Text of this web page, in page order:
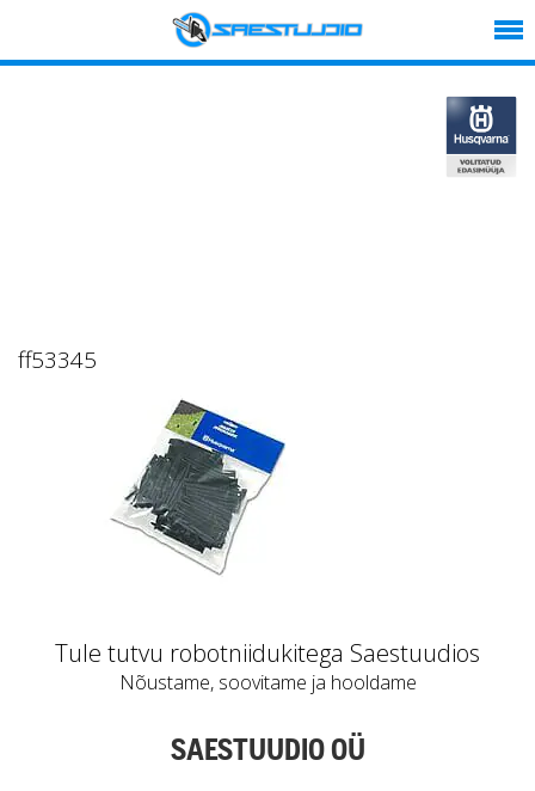
ff53345
Tule tutvu robotniidukitega Saestuudios
Nõustame, soovitame ja hooldame
SAESTUUDIO OÜ